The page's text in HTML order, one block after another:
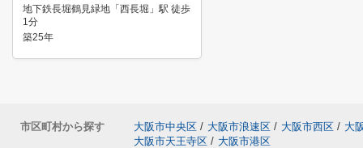
地下鉄長堀鶴見緑地「西長堀」駅 徒歩
1分
築25年
市区町村から探す 大阪市中央区 / 大阪市浪速区 / 大阪市西区 / 大
大阪市天王寺区 / 大阪市港区